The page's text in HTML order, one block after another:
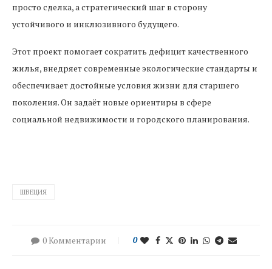
просто сделка, а стратегический шаг в сторону
устойчивого и инклюзивного будущего.
Этот проект помогает сократить дефицит качественного
жилья, внедряет современные экологические стандарты и
обеспечивает достойные условия жизни для старшего
поколения. Он задаёт новые ориентиры в сфере
социальной недвижимости и городского планирования.
ШВЕЦИЯ
0 Комментарии 0